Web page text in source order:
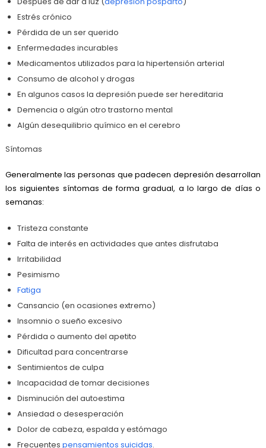
Estrés crónico
Pérdida de un ser querido
Enfermedades incurables
Medicamentos utilizados para la hipertensión arterial
Consumo de alcohol y drogas
En algunos casos la depresión puede ser hereditaria
Demencia o algún otro trastorno mental
Algún desequilibrio químico en el cerebro
Síntomas
Generalmente las personas que padecen depresión desarrollan
los siguientes síntomas de forma gradual, a lo largo de días o
semanas:
Tristeza constante
Falta de interés en actividades que antes disfrutaba
Irritabilidad
Pesimismo
Fatiga
Cansancio (en ocasiones extremo)
Insomnio o sueño excesivo
Pérdida o aumento del apetito
Dificultad para concentrarse
Sentimientos de culpa
Incapacidad de tomar decisiones
Disminución del autoestima
Ansiedad o desesperación
Dolor de cabeza, espalda y estómago
Frecuentes pensamientos suicidas.